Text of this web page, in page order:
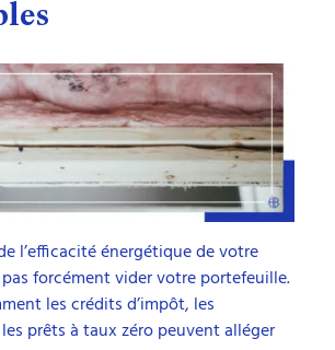
l’efficacité énergétique de votre
forcément vider votre portefeuille.
les crédits d’impôt, les
prêts à taux zéro peuvent alléger